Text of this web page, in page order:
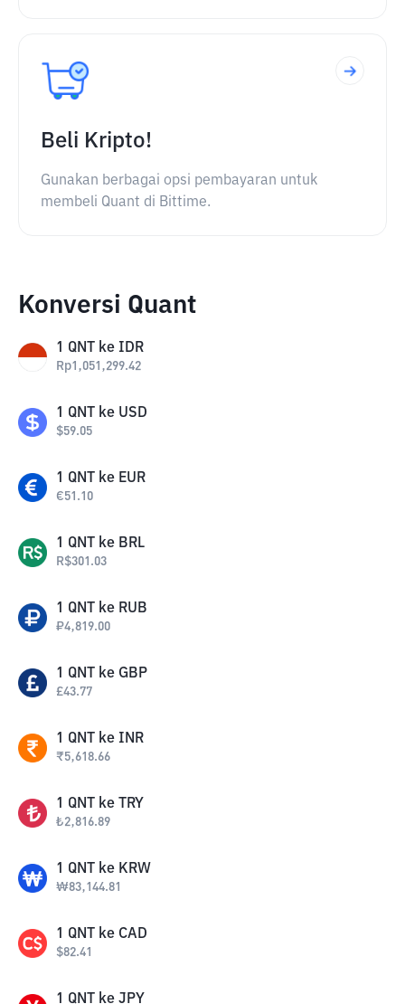
Beli Kripto!
Gunakan berbagai opsi pembayaran untuk
membeli Quant di Bittime.
Konversi Quant
1 QNT ke IDR
Rp1,051,299.42
1 QNT ke USD
$59.05
1 QNT ke EUR
€51.10
1 QNT ke BRL
R$301.03
1 QNT ke RUB
₽4,819.00
1 QNT ke GBP
£43.77
1 QNT ke INR
₹5,618.66
1 QNT ke TRY
₺2,816.89
1 QNT ke KRW
₩83,144.81
1 QNT ke CAD
$82.41
1 QNT ke JPY